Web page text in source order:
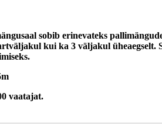
sobib erinevateks
kui ka 3 väljakul üheaegselt.
vaatajat.